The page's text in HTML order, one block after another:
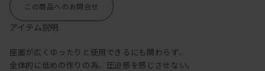
この商品へのお問合せ
アイテム説明
座面が広くゆったりと使用できるにも関わらず、
全体的に低めの作りの為、圧迫感を感じさせない。